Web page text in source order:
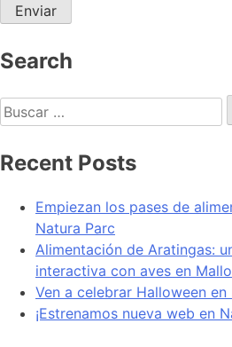
Search
Recent Posts
Empiezan los pases de
Natura Parc
Alimentación de Aratingas:
interactiva con aves en
Ven a celebrar Halloween en
¡Estrenamos nueva web en